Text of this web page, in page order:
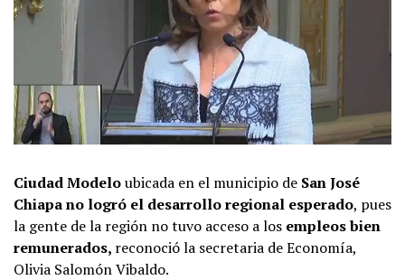
Ciudad Modeloubicada en el municipio de San José
Chiapa no logró el desarrollo regional esperado, pues
la gente de la región no tuvo acceso a los empleos bien
remunerados, reconoció la secretaria de Economía,
Olivia Salomón Vibaldo.